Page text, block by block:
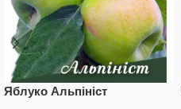
Яблуко Альпініст